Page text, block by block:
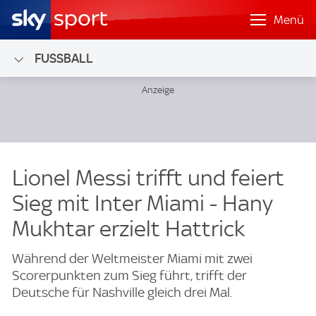
Menü
FUSSBALL
Lionel Messi trifft und feiert
Sieg mit Inter Miami - Hany
Mukhtar erzielt Hattrick
Während der Weltmeister Miami mit zwei
Scorerpunkten zum Sieg führt, trifft der
Deutsche für Nashville gleich drei Mal.